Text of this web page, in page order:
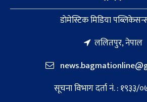
डाेमेस्टिक मिडिया
ललितपुर, नेपाल
सूचना विभाग दर्ता नं. :